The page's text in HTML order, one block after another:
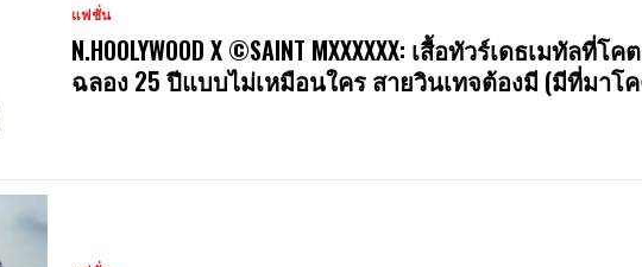
แฟชั่น
N.HOOLYWOOD X ©SAINT MXXXXXX: เสื้อทัวร์เดธเมทัลที่โ
ฉลอง 25 ปีแบบไม่เหมือนใคร สายวินเทจต้องมี (มีที่มาโค